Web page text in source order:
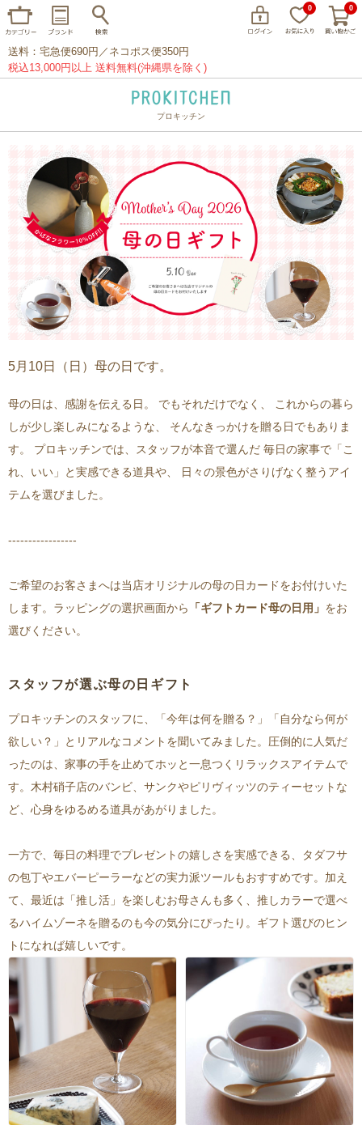
0 0
家事問屋
プレート
プロキッチンオリジナル 山田工業所
山一 マリメッコ つきじ常陸屋 柳宗理
閉じる
送料：宅急便690円／ネコポス便350円
税込13,000円以上 送料無料(沖縄県を除く)
プロキッチン
5月10日（日）母の日です。
母の日は、感謝を伝える日。 でもそれだけでなく、 これからの暮ら
しが少し楽しみになるような、 そんなきっかけを贈る日でもありま
す。 プロキッチンでは、スタッフが本音で選んだ 毎日の家事で「こ
れ、いい」と実感できる道具や、 日々の景色がさりげなく整うアイ
テムを選びました。
-----------------
ご希望のお客さまへは当店オリジナルの母の日カードをお付けいた
します。ラッピングの選択画面から
「ギフトカード母の日用」 をお
選びください。
スタッフが選ぶ母の日ギフト
プロキッチンのスタッフに、「今年は何を贈る？」「自分なら何が
欲しい？」とリアルなコメントを聞いてみました。圧倒的に人気だ
ったのは、家事の手を止めてホッと一息つくリラックスアイテムで
す。木村硝子店のバンビ、サンクやピリヴィッツのティーセットな
ど、心身をゆるめる道具があがりました。
一方で、毎日の料理でプレゼントの嬉しさを実感できる、タダフサ
の包丁やエバーピーラーなどの実力派ツールもおすすめです。加え
て、最近は「推し活」を楽しむお母さんも多く、推しカラーで選べ
るハイムゾーネを贈るのも今の気分にぴったり。ギフト選びのヒン
トになれば嬉しいです。